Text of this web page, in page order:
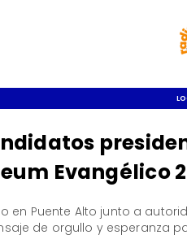
Evangélico
en Puente Alto junto a
de orgullo y esperanza